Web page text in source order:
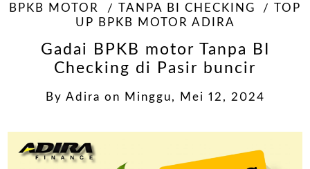
BPKB MOTOR
TANPA BI CHECKING
TOP
UP BPKB MOTOR ADIRA
Gadai BPKB motor Tanpa BI
Checking di Pasir buncir
By Adira on Minggu, Mei 12, 2024